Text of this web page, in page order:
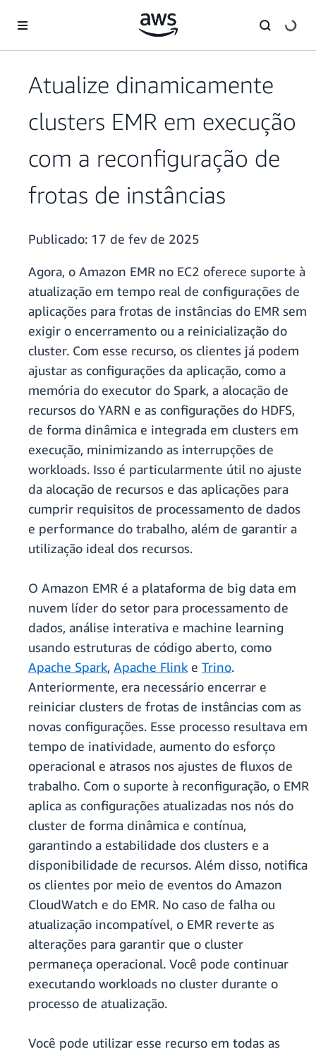
Pular para o conteúdo principal
Atualize dinamicamente
clusters EMR em execução
com a reconfiguração de
frotas de instâncias
Publicado: 17 de fev de 2025
Agora, o Amazon EMR no EC2 oferece suporte à
atualização em tempo real de configurações de
aplicações para frotas de instâncias do EMR sem
exigir o encerramento ou a reinicialização do
cluster. Com esse recurso, os clientes já podem
ajustar as configurações da aplicação, como a
memória do executor do Spark, a alocação de
recursos do YARN e as configurações do HDFS,
de forma dinâmica e integrada em clusters em
execução, minimizando as interrupções de
workloads. Isso é particularmente útil no ajuste
da alocação de recursos e das aplicações para
cumprir requisitos de processamento de dados
e performance do trabalho, além de garantir a
utilização ideal dos recursos.
O Amazon EMR é a plataforma de big data em
nuvem líder do setor para processamento de
dados, análise interativa e machine learning
usando estruturas de código aberto, como
Apache Spark, Apache Flink e Trino.
Anteriormente, era necessário encerrar e
reiniciar clusters de frotas de instâncias com as
novas configurações. Esse processo resultava em
tempo de inatividade, aumento do esforço
operacional e atrasos nos ajustes de fluxos de
trabalho. Com o suporte à reconfiguração, o EMR
aplica as configurações atualizadas nos nós do
cluster de forma dinâmica e contínua,
garantindo a estabilidade dos clusters e a
disponibilidade de recursos. Além disso, notifica
os clientes por meio de eventos do Amazon
CloudWatch e do EMR. No caso de falha ou
atualização incompatível, o EMR reverte as
alterações para garantir que o cluster
permaneça operacional. Você pode continuar
executando workloads no cluster durante o
processo de atualização.
Você pode utilizar esse recurso em todas as